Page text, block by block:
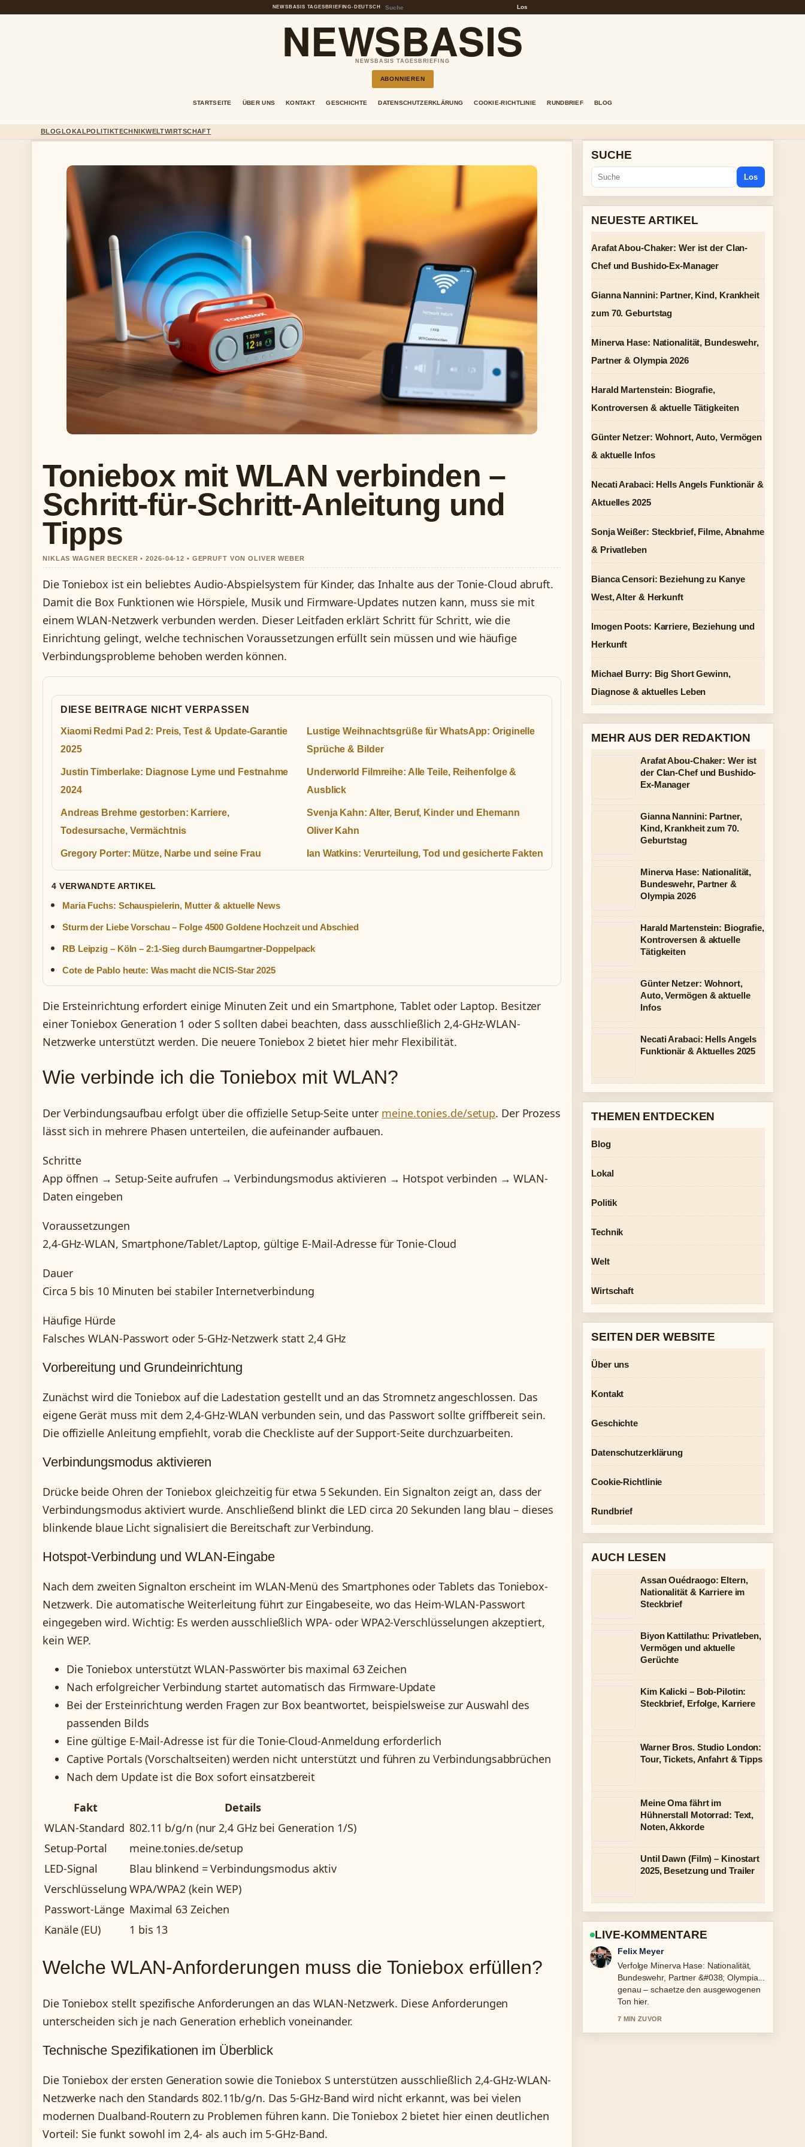
NEWSBASIS TAGESBRIEFING• DEUTSCH Los
NEWSBASIS
NEWSBASIS TAGESBRIEFING
ABONNIEREN
STARTSEITE ÜBER UNS KONTAKT GESCHICHTE DATENSCHUTZERKLÄRUNG COOKIE-RICHTLINIE RUNDBRIEF BLOG
BLOGLOKALPOLITIKTECHNIKWELTWIRTSCHAFT
Toniebox mit WLAN verbinden –
Schritt-für-Schritt-Anleitung und
Tipps
NIKLAS WAGNER BECKER • 2026-04-12 • GEPRUFT VON OLIVER WEBER
Die Toniebox ist ein beliebtes Audio-Abspielsystem für Kinder, das Inhalte aus der Tonie-Cloud abruft.
Damit die Box Funktionen wie Hörspiele, Musik und Firmware-Updates nutzen kann, muss sie mit
einem WLAN-Netzwerk verbunden werden. Dieser Leitfaden erklärt Schritt für Schritt, wie die
Einrichtung gelingt, welche technischen Voraussetzungen erfüllt sein müssen und wie häufige
Verbindungsprobleme behoben werden können.
DIESE BEITRAGE NICHT VERPASSEN
Xiaomi Redmi Pad 2: Preis, Test & Update-Garantie
2025
Lustige Weihnachtsgrüße für WhatsApp: Originelle
Sprüche & Bilder
Justin Timberlake: Diagnose Lyme und Festnahme
2024
Underworld Filmreihe: Alle Teile, Reihenfolge &
Ausblick
Andreas Brehme gestorben: Karriere,
Todesursache, Vermächtnis
Svenja Kahn: Alter, Beruf, Kinder und Ehemann
Oliver Kahn
Gregory Porter: Mütze, Narbe und seine Frau Ian Watkins: Verurteilung, Tod und gesicherte Fakten
4 VERWANDTE ARTIKEL
Maria Fuchs: Schauspielerin, Mutter & aktuelle News
Sturm der Liebe Vorschau – Folge 4500 Goldene Hochzeit und Abschied
RB Leipzig – Köln – 2:1-Sieg durch Baumgartner-Doppelpack
Cote de Pablo heute: Was macht die NCIS-Star 2025
Die Ersteinrichtung erfordert einige Minuten Zeit und ein Smartphone, Tablet oder Laptop. Besitzer
einer Toniebox Generation 1 oder S sollten dabei beachten, dass ausschließlich 2,4-GHz-WLAN-
Netzwerke unterstützt werden. Die neuere Toniebox 2 bietet hier mehr Flexibilität.
Wie verbinde ich die Toniebox mit WLAN?
Der Verbindungsaufbau erfolgt über die offizielle Setup-Seite unter meine.tonies.de/setup. Der Prozess
lässt sich in mehrere Phasen unterteilen, die aufeinander aufbauen.
Schritte
App öffnen → Setup-Seite aufrufen → Verbindungsmodus aktivieren → Hotspot verbinden → WLAN-
Daten eingeben
Voraussetzungen
2,4-GHz-WLAN, Smartphone/Tablet/Laptop, gültige E-Mail-Adresse für Tonie-Cloud
Dauer
Circa 5 bis 10 Minuten bei stabiler Internetverbindung
Häufige Hürde
Falsches WLAN-Passwort oder 5-GHz-Netzwerk statt 2,4 GHz
Vorbereitung und Grundeinrichtung
Zunächst wird die Toniebox auf die Ladestation gestellt und an das Stromnetz angeschlossen. Das
eigene Gerät muss mit dem 2,4-GHz-WLAN verbunden sein, und das Passwort sollte griffbereit sein.
Die offizielle Anleitung empfiehlt, vorab die Checkliste auf der Support-Seite durchzuarbeiten.
Verbindungsmodus aktivieren
Drücke beide Ohren der Toniebox gleichzeitig für etwa 5 Sekunden. Ein Signalton zeigt an, dass der
Verbindungsmodus aktiviert wurde. Anschließend blinkt die LED circa 20 Sekunden lang blau – dieses
blinkende blaue Licht signalisiert die Bereitschaft zur Verbindung.
Hotspot-Verbindung und WLAN-Eingabe
Nach dem zweiten Signalton erscheint im WLAN-Menü des Smartphones oder Tablets das Toniebox-
Netzwerk. Die automatische Weiterleitung führt zur Eingabeseite, wo das Heim-WLAN-Passwort
eingegeben wird. Wichtig: Es werden ausschließlich WPA- oder WPA2-Verschlüsselungen akzeptiert,
kein WEP.
Die Toniebox unterstützt WLAN-Passwörter bis maximal 63 Zeichen
Nach erfolgreicher Verbindung startet automatisch das Firmware-Update
Bei der Ersteinrichtung werden Fragen zur Box beantwortet, beispielsweise zur Auswahl des
passenden Bilds
Eine gültige E-Mail-Adresse ist für die Tonie-Cloud-Anmeldung erforderlich
Captive Portals (Vorschaltseiten) werden nicht unterstützt und führen zu Verbindungsabbrüchen
Nach dem Update ist die Box sofort einsatzbereit
Fakt
Details
WLAN-Standard 802.11 b/g/n (nur 2,4 GHz bei Generation 1/S)
Setup-Portal
meine.tonies.de/setup
LED-Signal
Blau blinkend = Verbindungsmodus aktiv
Verschlüsselung WPA/WPA2 (kein WEP)
Passwort-Länge Maximal 63 Zeichen
Kanäle (EU)
1 bis 13
Welche WLAN-Anforderungen muss die Toniebox erfüllen?
Die Toniebox stellt spezifische Anforderungen an das WLAN-Netzwerk. Diese Anforderungen
unterscheiden sich je nach Generation erheblich voneinander.
Technische Spezifikationen im Überblick
Die Toniebox der ersten Generation sowie die Toniebox S unterstützen ausschließlich 2,4-GHz-WLAN-
Netzwerke nach den Standards 802.11b/g/n. Das 5-GHz-Band wird nicht erkannt, was bei vielen
modernen Dualband-Routern zu Problemen führen kann. Die Toniebox 2 bietet hier einen deutlichen
Vorteil: Sie funkt sowohl im 2,4- als auch im 5-GHz-Band.
SUCHE
Los
NEUESTE ARTIKEL
Arafat Abou-Chaker: Wer ist der Clan-
Chef und Bushido-Ex-Manager
Gianna Nannini: Partner, Kind, Krankheit
zum 70. Geburtstag
Minerva Hase: Nationalität, Bundeswehr,
Partner & Olympia 2026
Harald Martenstein: Biografie,
Kontroversen & aktuelle Tätigkeiten
Günter Netzer: Wohnort, Auto, Vermögen
& aktuelle Infos
Necati Arabaci: Hells Angels Funktionär &
Aktuelles 2025
Sonja Weißer: Steckbrief, Filme, Abnahme
& Privatleben
Bianca Censori: Beziehung zu Kanye
West, Alter & Herkunft
Imogen Poots: Karriere, Beziehung und
Herkunft
Michael Burry: Big Short Gewinn,
Diagnose & aktuelles Leben
MEHR AUS DER REDAKTION
Arafat Abou-Chaker: Wer ist
der Clan-Chef und Bushido-
Ex-Manager
Gianna Nannini: Partner,
Kind, Krankheit zum 70.
Geburtstag
Minerva Hase: Nationalität,
Bundeswehr, Partner &
Olympia 2026
Harald Martenstein: Biografie,
Kontroversen & aktuelle
Tätigkeiten
Günter Netzer: Wohnort,
Auto, Vermögen & aktuelle
Infos
Necati Arabaci: Hells Angels
Funktionär & Aktuelles 2025
THEMEN ENTDECKEN
Blog
Lokal
Politik
Technik
Welt
Wirtschaft
SEITEN DER WEBSITE
Über uns
Kontakt
Geschichte
Datenschutzerklärung
Cookie-Richtlinie
Rundbrief
AUCH LESEN
Assan Ouédraogo: Eltern,
Nationalität & Karriere im
Steckbrief
Biyon Kattilathu: Privatleben,
Vermögen und aktuelle
Gerüchte
Kim Kalicki – Bob-Pilotin:
Steckbrief, Erfolge, Karriere
Warner Bros. Studio London:
Tour, Tickets, Anfahrt & Tipps
Meine Oma fährt im
Hühnerstall Motorrad: Text,
Noten, Akkorde
Until Dawn (Film) – Kinostart
2025, Besetzung und Trailer
LIVE-KOMMENTARE
Laura Becker
Hilfreicher Kontext zu Arafat Abou-
Chaker: Wer ist der Clan-Chef und....
Bitte haltet diesen Liveticker aktuell.
9 MIN ZUVOR